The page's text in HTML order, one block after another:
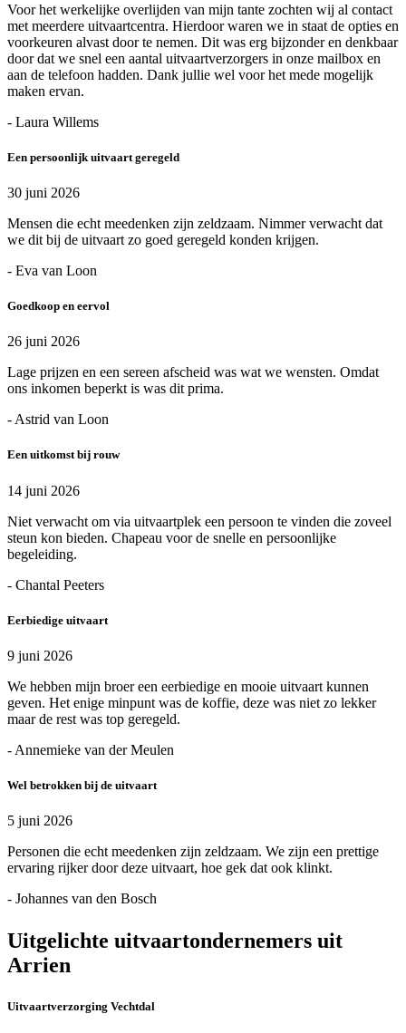
Voor het werkelijke overlijden van mijn tante zochten wij al contact
met meerdere uitvaartcentra. Hierdoor waren we in staat de opties en
voorkeuren alvast door te nemen. Dit was erg bijzonder en denkbaar
door dat we snel een aantal uitvaartverzorgers in onze mailbox en
aan de telefoon hadden. Dank jullie wel voor het mede mogelijk
maken ervan.
- Laura Willems
Een persoonlijk uitvaart geregeld
30 juni 2026
Mensen die echt meedenken zijn zeldzaam. Nimmer verwacht dat
we dit bij de uitvaart zo goed geregeld konden krijgen.
- Eva van Loon
Goedkoop en eervol
26 juni 2026
Lage prijzen en een sereen afscheid was wat we wensten. Omdat
ons inkomen beperkt is was dit prima.
- Astrid van Loon
Een uitkomst bij rouw
14 juni 2026
Niet verwacht om via uitvaartplek een persoon te vinden die zoveel
steun kon bieden. Chapeau voor de snelle en persoonlijke
begeleiding.
- Chantal Peeters
Eerbiedige uitvaart
9 juni 2026
We hebben mijn broer een eerbiedige en mooie uitvaart kunnen
geven. Het enige minpunt was de koffie, deze was niet zo lekker
maar de rest was top geregeld.
- Annemieke van der Meulen
Wel betrokken bij de uitvaart
5 juni 2026
Personen die echt meedenken zijn zeldzaam. We zijn een prettige
ervaring rijker door deze uitvaart, hoe gek dat ook klinkt.
- Johannes van den Bosch
Uitgelichte uitvaartondernemers uit
Arrien
Uitvaartverzorging Vechtdal